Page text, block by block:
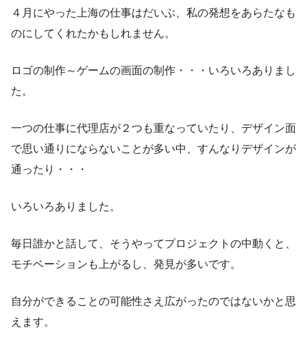
４月にやった上海の仕事はだいぶ、私の発想をあらたなも
のにしてくれたかもしれません。
ロゴの制作～ゲームの画面の制作・・・いろいろありまし
た。
一つの仕事に代理店が２つも重なっていたり、デザイン面
で思い通りにならないことが多い中、すんなりデザインが
通ったり・・・
いろいろありました。
毎日誰かと話して、そうやってプロジェクトの中動くと、
モチベーションも上がるし、発見が多いです。
自分ができることの可能性さえ広がったのではないかと思
えます。